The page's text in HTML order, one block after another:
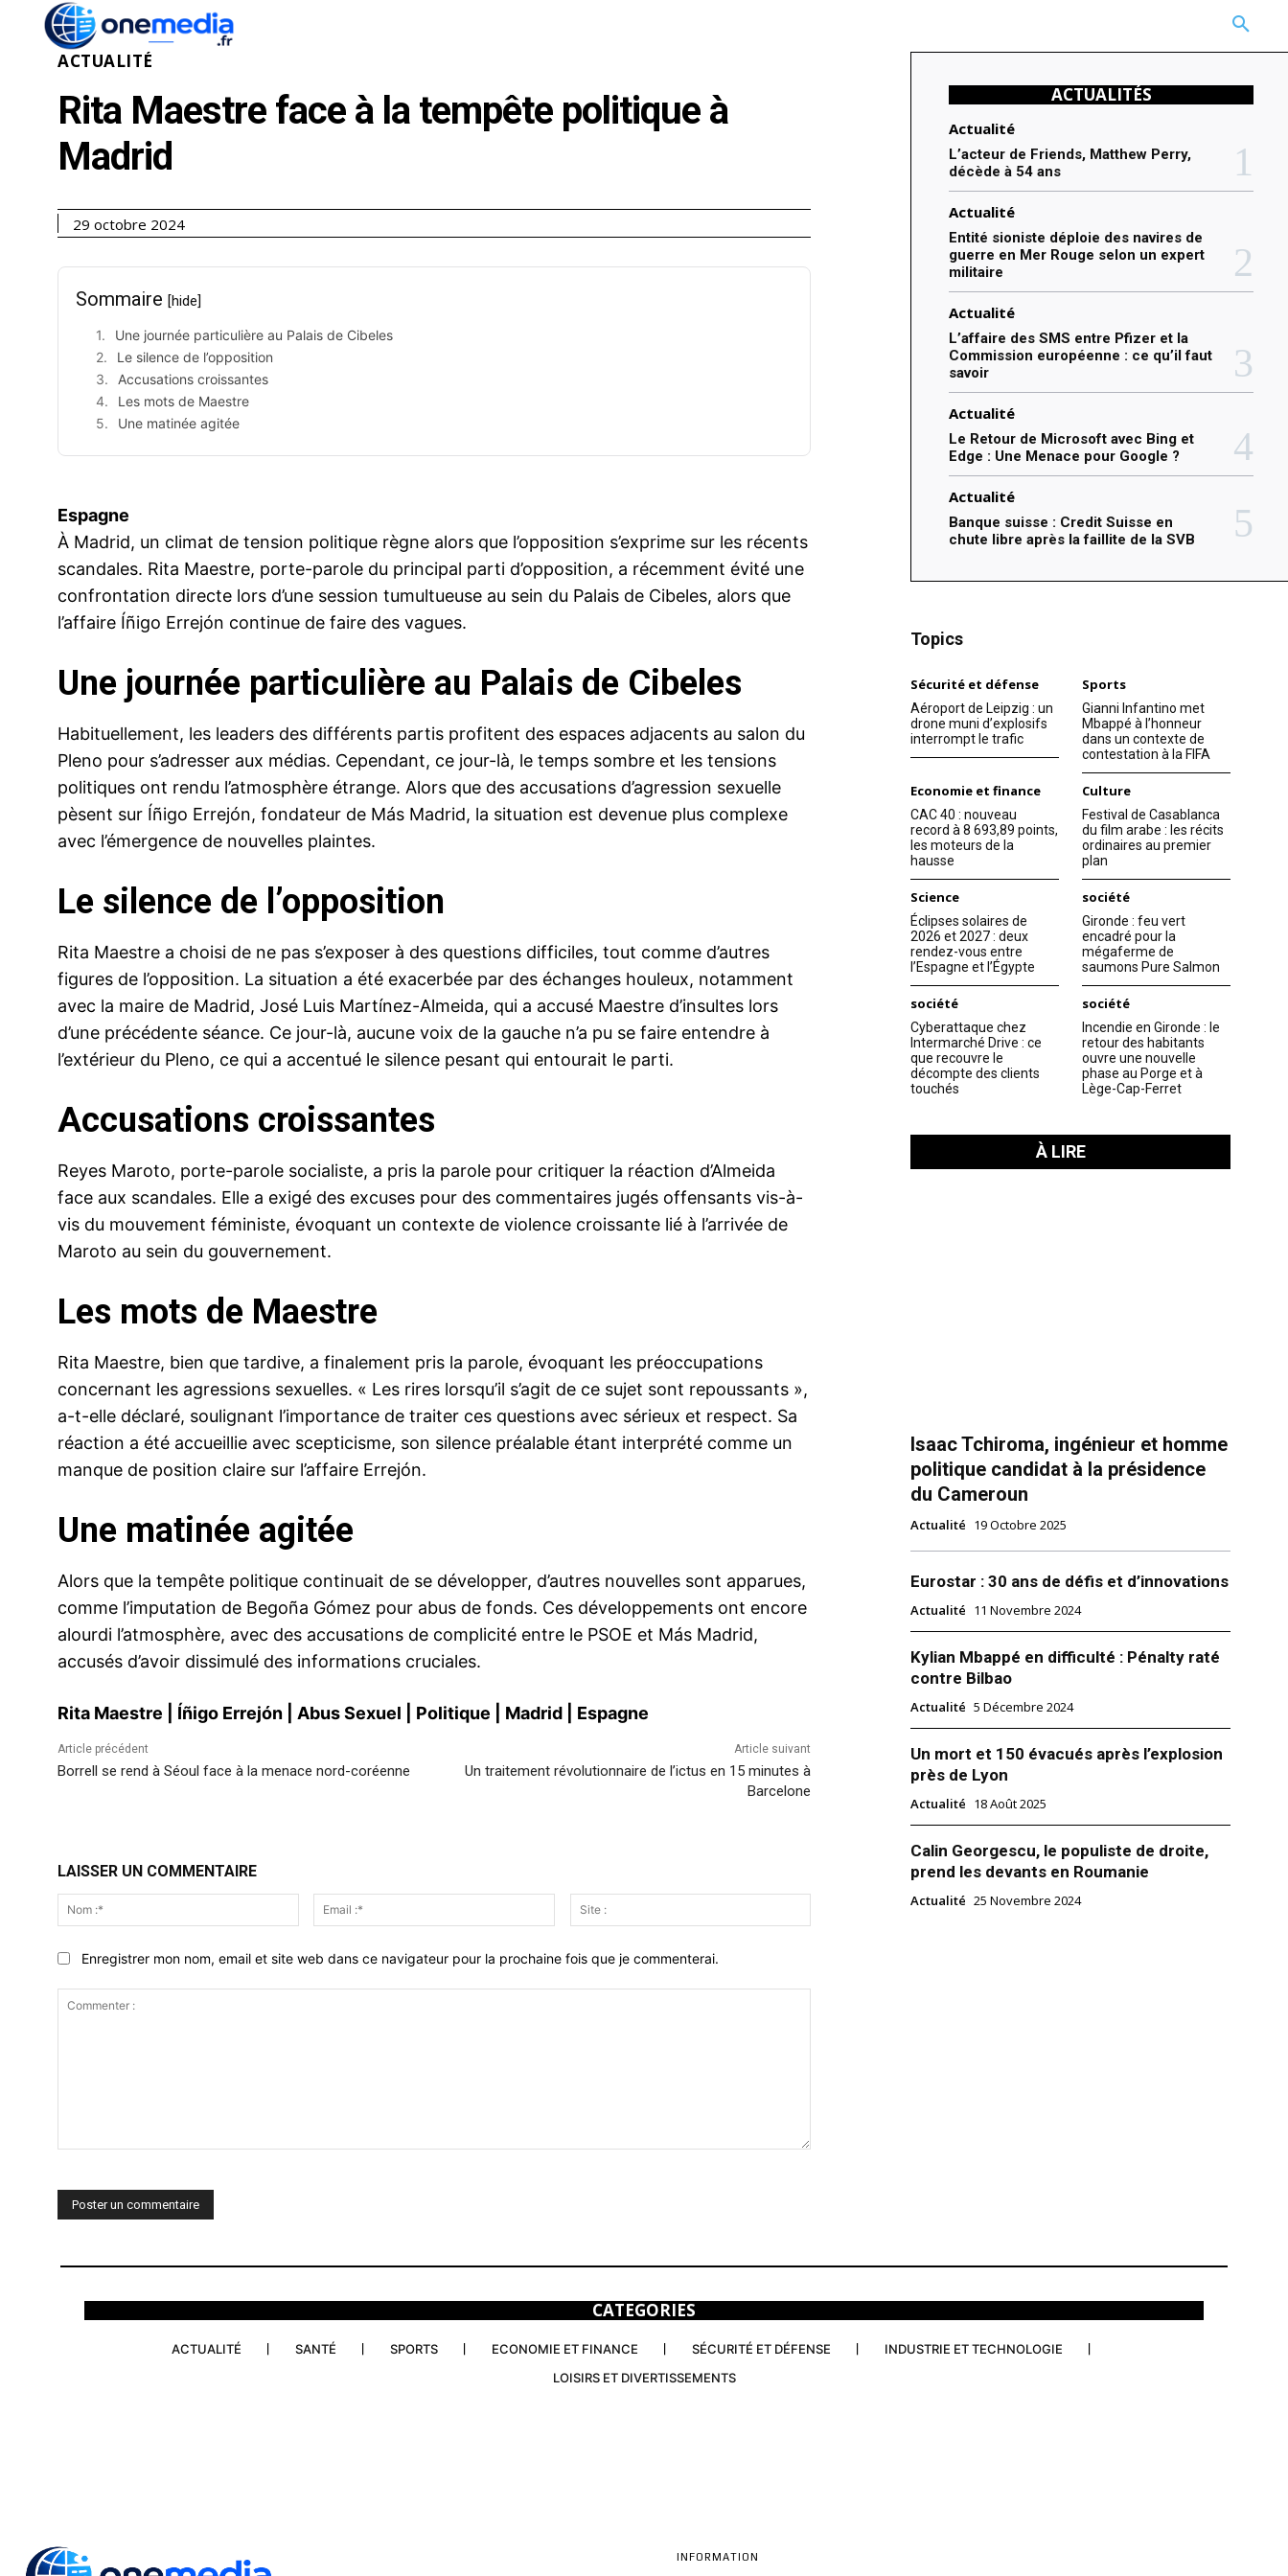
MORE
ACTUALITÉ
Rita Maestre face à la tempête politique à
Madrid
29 octobre 2024
Sommaire [hide]
Une journée particulière au Palais de Cibeles
Le silence de l’opposition
Accusations croissantes
Les mots de Maestre
Une matinée agitée
Espagne
À Madrid, un climat de tension politique règne alors que l’opposition s’exprime sur les récents
scandales. Rita Maestre, porte-parole du principal parti d’opposition, a récemment évité une
confrontation directe lors d’une session tumultueuse au sein du Palais de Cibeles, alors que
l’affaire Íñigo Errejón continue de faire des vagues.
Une journée particulière au Palais de Cibeles
Habituellement, les leaders des différents partis profitent des espaces adjacents au salon du
Pleno pour s’adresser aux médias. Cependant, ce jour-là, le temps sombre et les tensions
politiques ont rendu l’atmosphère étrange. Alors que des accusations d’agression sexuelle
pèsent sur Íñigo Errejón, fondateur de Más Madrid, la situation est devenue plus complexe
avec l’émergence de nouvelles plaintes.
Le silence de l’opposition
Rita Maestre a choisi de ne pas s’exposer à des questions difficiles, tout comme d’autres
figures de l’opposition. La situation a été exacerbée par des échanges houleux, notamment
avec la maire de Madrid, José Luis Martínez-Almeida, qui a accusé Maestre d’insultes lors
d’une précédente séance. Ce jour-là, aucune voix de la gauche n’a pu se faire entendre à
l’extérieur du Pleno, ce qui a accentué le silence pesant qui entourait le parti.
Accusations croissantes
Reyes Maroto, porte-parole socialiste, a pris la parole pour critiquer la réaction d’Almeida
face aux scandales. Elle a exigé des excuses pour des commentaires jugés offensants vis-à-
vis du mouvement féministe, évoquant un contexte de violence croissante lié à l’arrivée de
Maroto au sein du gouvernement.
Les mots de Maestre
Rita Maestre, bien que tardive, a finalement pris la parole, évoquant les préoccupations
concernant les agressions sexuelles. « Les rires lorsqu’il s’agit de ce sujet sont repoussants »,
a-t-elle déclaré, soulignant l’importance de traiter ces questions avec sérieux et respect. Sa
réaction a été accueillie avec scepticisme, son silence préalable étant interprété comme un
manque de position claire sur l’affaire Errejón.
Une matinée agitée
Alors que la tempête politique continuait de se développer, d’autres nouvelles sont apparues,
comme l’imputation de Begoña Gómez pour abus de fonds. Ces développements ont encore
alourdi l’atmosphère, avec des accusations de complicité entre le PSOE et Más Madrid,
accusés d’avoir dissimulé des informations cruciales.
Rita Maestre Íñigo Errejón Abus Sexuel Politique Madrid Espagne
Article précédent
Borrell se rend à Séoul face à la menace nord-coréenne
Article suivant
Un traitement révolutionnaire de l’ictus en 15 minutes à
Barcelone
LAISSER UN COMMENTAIRE
Nom
:*
Email
:*
:
Enregistrer mon nom, email et site web dans ce navigateur pour la prochaine fois que je commenterai.
ACTUALITÉS
Actualité
L’acteur de Friends, Matthew Perry,
décède à 54 ans
Actualité
Entité sioniste déploie des navires de
guerre en Mer Rouge selon un expert
militaire
Actualité
L’affaire des SMS entre Pfizer et la
Commission européenne : ce qu’il faut
savoir
Actualité
Le Retour de Microsoft avec Bing et
Edge : Une Menace pour Google ?
Actualité
Banque suisse : Credit Suisse en
chute libre après la faillite de la SVB
Topics
Sécurité et défense
Aéroport de Leipzig : un
drone muni d’explosifs
interrompt le trafic
Sports
Gianni Infantino met
Mbappé à l’honneur
dans un contexte de
contestation à la FIFA
Economie et finance
CAC 40 : nouveau
record à 8 693,89 points,
les moteurs de la
hausse
Culture
Festival de Casablanca
du film arabe : les récits
ordinaires au premier
plan
Science
Éclipses solaires de
2026 et 2027 : deux
rendez-vous entre
l’Espagne et l’Égypte
société
Gironde : feu vert
encadré pour la
mégaferme de
saumons Pure Salmon
société
Cyberattaque chez
Intermarché Drive : ce
que recouvre le
décompte des clients
touchés
société
Incendie en Gironde : le
retour des habitants
ouvre une nouvelle
phase au Porge et à
Lège-Cap-Ferret
À LIRE
Isaac Tchiroma, ingénieur et homme
politique candidat à la présidence
du Cameroun
Actualité 19 Octobre 2025
Eurostar : 30 ans de défis et d’innovations
Actualité 11 Novembre 2024
Kylian Mbappé en difficulté : Pénalty raté
contre Bilbao
Actualité 5 Décembre 2024
Un mort et 150 évacués après l’explosion
près de Lyon
Actualité 18 Août 2025
Calin Georgescu, le populiste de droite,
prend les devants en Roumanie
Actualité 25 Novembre 2024
CATEGORIES
ACTUALITÉ SANTÉ SPORTS ECONOMIE ET FINANCE SÉCURITÉ ET DÉFENSE
INDUSTRIE ET TECHNOLOGIE
LOISIRS ET DIVERTISSEMENTS
INFORMATION